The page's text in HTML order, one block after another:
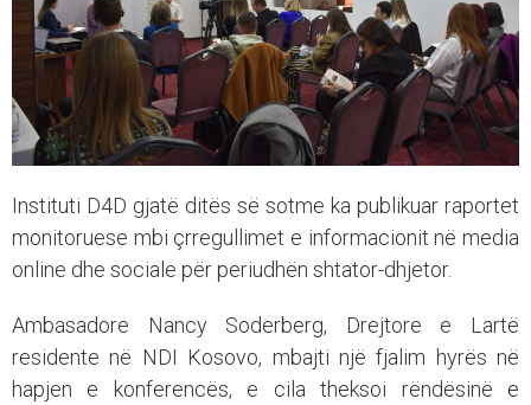
Instituti D4D gjatë ditës së sotme ka publikuar raportet
monitoruese mbi çrregullimet e informacionit në media
online dhe sociale për periudhën shtator-dhjetor.
Ambasadore Nancy Soderberg, Drejtore e Lartë
residente në NDI Kosovo, mbajti një fjalim hyrës në
hapjen e konferencës, e cila theksoi rëndësinë e